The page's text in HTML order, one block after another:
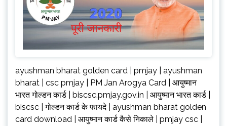
ayushman bharat golden card | pmjay | ayushman
bharat | csc pmjay | PM Jan Arogya Card | आयुष्मान
भारत गोल्डन कार्ड | biscsc.pmjay.gov.in | आयुष्मान भारत कार्ड |
biscsc | गोल्डन कार्ड के फायदे | ayushman bharat golden
card download | आयुष्मान कार्ड कैसे निकाले | pmjay csc |